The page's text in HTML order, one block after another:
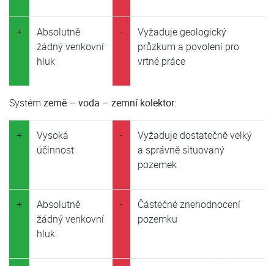
+
Absolutně
žádný venkovní
hluk
-
Vyžaduje geologický
průzkum a povolení pro
vrtné práce
Systém země – voda – zemní kolektor:
+
Vysoká
účinnost
-
Vyžaduje dostatečně velký
a správně situovaný
pozemek
+
Absolutně
žádný venkovní
hluk
-
Částečné znehodnocení
pozemku